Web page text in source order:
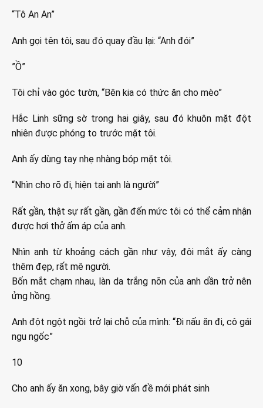
“Tô An An”
Anh gọi tên tôi, sau đó quay đầu lại: “Anh đói”
”Ồ”
Tôi chỉ vào góc tườn, “Bên kia có thức ăn cho mèo”
Hắc Linh sững sờ trong hai giây, sau đó khuôn mặt đột
nhiên được phóng to trước mặt tôi.
Anh ấy dùng tay nhẹ nhàng bóp mặt tôi.
“Nhìn cho rõ đi, hiện tại anh là người”
Rất gần, thật sự rất gần, gần đến mức tôi có thể cảm nhận
được hơi thở ấm áp của anh.
Nhìn anh từ khoảng cách gần như vậy, đôi mắt ấy càng
thêm đẹp, rất mê người.
Bốn mắt chạm nhau, làn da trắng nõn của anh dần trở nên
ửng hồng.
Anh đột ngột ngồi trở lại chỗ của mình: “Đi nấu ăn đi, cô gái
ngu ngốc”
10
Cho anh ấy ăn xong, bây giờ vấn đề mới phát sinh